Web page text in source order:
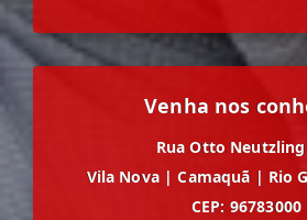
Venha nos
Rua Otto
Vila Nova | Camaquã | Rio
CEP: 96783000